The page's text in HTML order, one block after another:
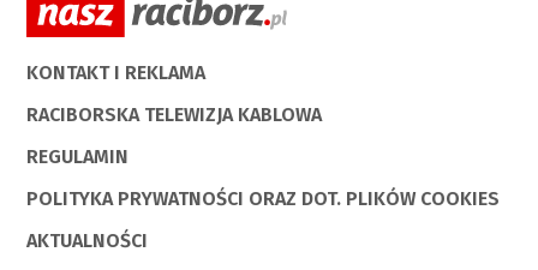
KONTAKT I REKLAMA
RACIBORSKA TELEWIZJA KABLOWA
REGULAMIN
POLITYKA PRYWATNOŚCI ORAZ DOT. PLIKÓW COOKIES
AKTUALNOŚCI